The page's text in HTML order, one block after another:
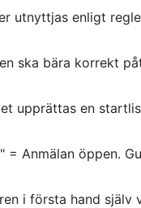
ska bära korrekt
upprättas en
= Anmälan öppen.
i första hand